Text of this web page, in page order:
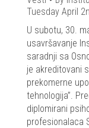
Tuesday April
U subotu, 30.
usavršavanje
saradnji sa
je akreditovani
prekomerne
tehnologija”.
diplomirani
profesionalaca